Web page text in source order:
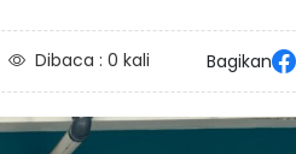
Dibaca : 0 kali Bagikan